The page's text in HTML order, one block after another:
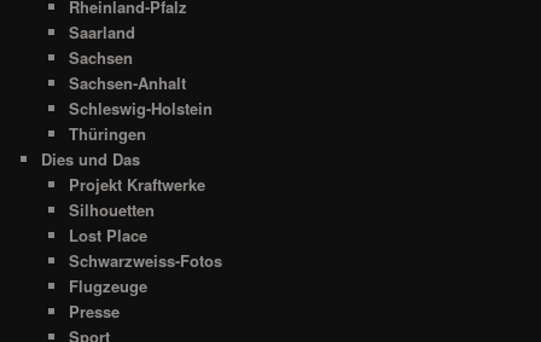
Rheinland-Pfalz
Saarland
Sachsen
Sachsen-Anhalt
Schleswig-Holstein
Thüringen
Dies und Das
Projekt Kraftwerke
Silhouetten
Lost Place
Schwarzweiss-Fotos
Flugzeuge
Presse
Sport